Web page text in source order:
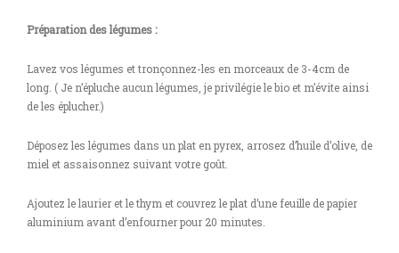
Préparation des légumes :
Lavez vos légumes et tronçonnez-les en morceaux de 3-4cm de
long. ( Je n’épluche aucun légumes, je privilégie le bio et m’évite ainsi
de les éplucher.)
Déposez les légumes dans un plat en pyrex, arrosez d’huile d’olive, de
miel et assaisonnez suivant votre goût.
Ajoutez le laurier et le thym et couvrez le plat d’une feuille de papier
aluminium avant d’enfourner pour 20 minutes.